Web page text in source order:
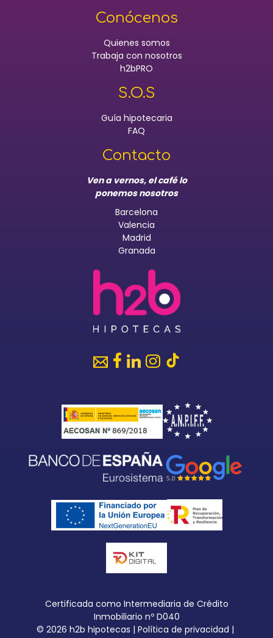
Conócenos
Quienes somos
Trabaja con nosotros
h2bPRO
S.O.S
Guía hipotecaria
FAQ
Contacto
Ven a vernos, el café lo
ponemos nosotros
Barcelona
Valencia
Madrid
Granada
© 2026 h2b hipotecas | Política de privacidad |
Certificada como Intermediaria de Crédito
Inmobiliario nº D040